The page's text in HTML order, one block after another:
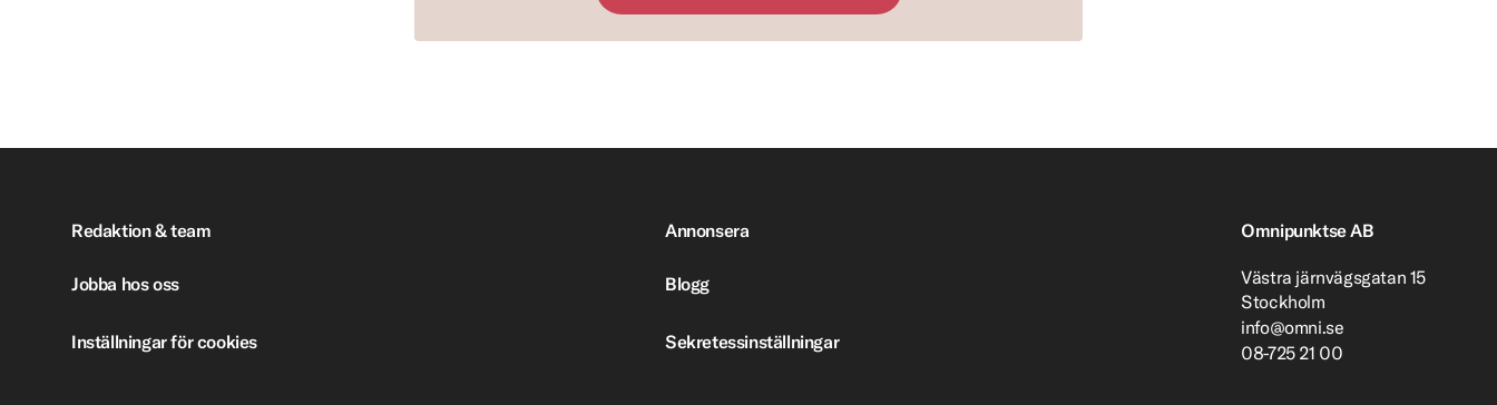
Redaktion & team Annonsera
Jobba hos oss Blogg
Inställningar för cookies Sekretessinställningar
Omnipunktse AB
Västra järnvägsgatan 15
Stockholm
info@omni.se
08-725 21 00